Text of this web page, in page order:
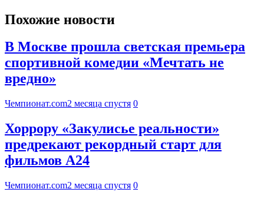
Похожие новости
В Москве прошла светская премьера
спортивной комедии «Мечтать не
вредно»
Чемпионат.com2 месяца спустя 0
Хоррору «Закулисье реальности»
предрекают рекордный старт для
фильмов А24
Чемпионат.com2 месяца спустя 0